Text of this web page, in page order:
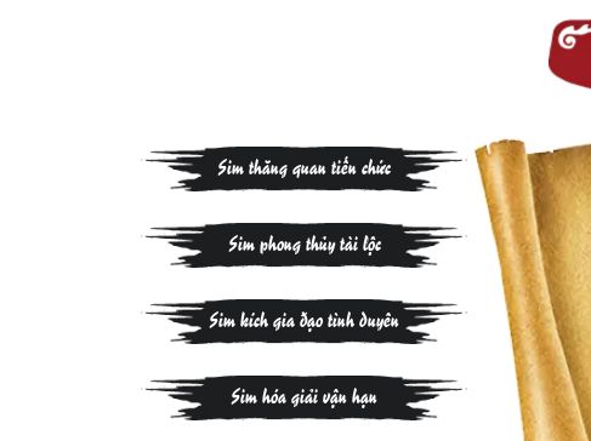
Sim thăng quan tiến chức
Sim phong thủy tài lộc
Sim kích gia đạo tình duyên
Sim hóa giải vận hạn